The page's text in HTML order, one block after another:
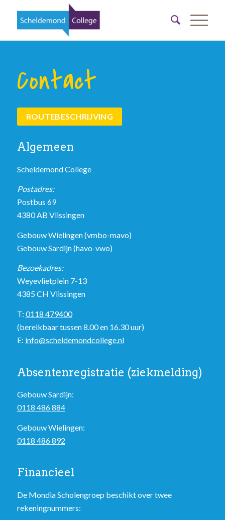
Contact
ROUTEBESCHRIJVING
Algemeen
Scheldemond College
Postadres:
Postbus 69
4380 AB Vlissingen
Gebouw Wielingen (vmbo-mavo)
Gebouw Sardijn (havo-vwo)
Bezoekadres:
Weyevlietplein 7-13
4385 CH Vlissingen
T: 0118 479400
(bereikbaar tussen 8.00 en 16.30 uur)
E: info@scheldemondcollege.nl
Absentenregistratie (ziekmelding)
Gebouw Sardijn:
0118 486 884
Gebouw Wielingen:
0118 486 892
Financieel
De Mondia Scholengroep beschikt over twee
rekeningnummers: